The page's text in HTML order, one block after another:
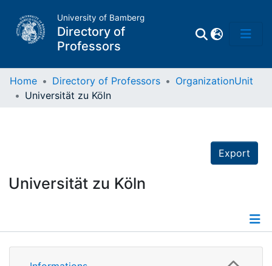
University of Bamberg
Directory of
Professors
Home Directory of Professors
OrganizationUnit
Universität zu Köln
Export
Universität zu Köln
Details